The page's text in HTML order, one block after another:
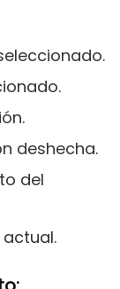
deshecha.
del